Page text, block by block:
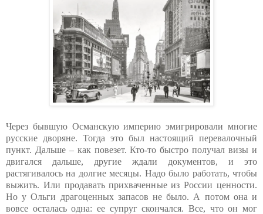
Через бывшую Османскую империю эмигрировали многие
русские дворяне. Тогда это был настоящий перевалочный
пункт. Дальше – как повезет. Кто-то быстро получал визы и
двигался дальше, другие ждали документов, и это
растягивалось на долгие месяцы. Надо было работать, чтобы
выжить. Или продавать прихваченные из России ценности.
Но у Ольги драгоценных запасов не было. А потом она и
вовсе осталась одна: ее супруг скончался. Все, что он мог